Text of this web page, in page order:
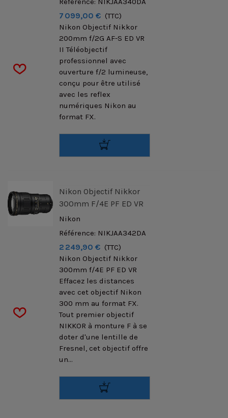
7 099,00 € (TTC)
Nikon Objectif Nikkor
200mm f/2G AF-S ED VR
II Téléobjectif
professionnel avec
ouverture f/2 lumineuse,
conçu pour être utilisé
avec les reflex
numériques Nikon au
format FX.
Nikon Objectif Nikkor
300mm F/4E PF ED VR
Nikon
Référence: NIKJAA342DA
2 249,90 € (TTC)
Nikon Objectif Nikkor
300mm f/4E PF ED VR
Effacez les distances
avec cet objectif Nikon
300 mm au format FX.
Tout premier objectif
NIKKOR à monture F à se
doter d'une lentille de
Fresnel, cet objectif offre
un...